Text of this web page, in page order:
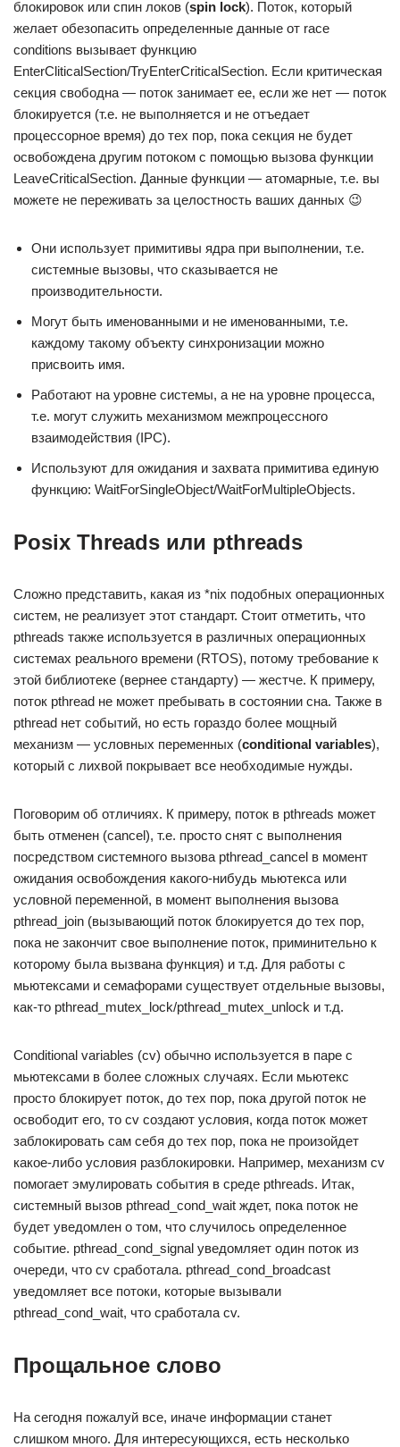
блокировок или спин локов (spin lock). Поток, который
желает обезопасить определенные данные от race
conditions вызывает функцию
EnterCliticalSection/TryEnterCriticalSection. Если критическая
секция свободна — поток занимает ее, если же нет — поток
блокируется (т.е. не выполняется и не отъедает
процессорное время) до тех пор, пока секция не будет
освобождена другим потоком с помощью вызова функции
LeaveCriticalSection. Данные функции — атомарные, т.е. вы
можете не переживать за целостность ваших данных 😉
Они использует примитивы ядра при выполнении, т.е.
системные вызовы, что сказывается не
производительности.
Могут быть именованными и не именованными, т.е.
каждому такому объекту синхронизации можно
присвоить имя.
Работают на уровне системы, а не на уровне процесса,
т.е. могут служить механизмом межпроцессного
взаимодействия (IPC).
Используют для ожидания и захвата примитива единую
функцию: WaitForSingleObject/WaitForMultipleObjects.
Posix Threads или pthreads
Сложно представить, какая из *nix подобных операционных
систем, не реализует этот стандарт. Стоит отметить, что
pthreads также используется в различных операционных
системах реального времени (RTOS), потому требование к
этой библиотеке (вернее стандарту) — жестче. К примеру,
поток pthread не может пребывать в состоянии сна. Также в
pthread нет событий, но есть гораздо более мощный
механизм — условных переменных (conditional variables),
который с лихвой покрывает все необходимые нужды.
Поговорим об отличиях. К примеру, поток в pthreads может
быть отменен (cancel), т.е. просто снят с выполнения
посредством системного вызова pthread_cancel в момент
ожидания освобождения какого-нибудь мьютекса или
условной переменной, в момент выполнения вызова
pthread_join (вызывающий поток блокируется до тех пор,
пока не закончит свое выполнение поток, приминительно к
которому была вызвана функция) и т.д. Для работы с
мьютексами и семафорами существует отдельные вызовы,
как-то pthread_mutex_lock/pthread_mutex_unlock и т.д.
Conditional variables (cv) обычно используется в паре с
мьютексами в более сложных случаях. Если мьютекс
просто блокирует поток, до тех пор, пока другой поток не
освободит его, то cv создают условия, когда поток может
заблокировать сам себя до тех пор, пока не произойдет
какое-либо условия разблокировки. Например, механизм cv
помогает эмулировать события в среде pthreads. Итак,
системный вызов pthread_cond_wait ждет, пока поток не
будет уведомлен о том, что случилось определенное
событие. pthread_cond_signal уведомляет один поток из
очереди, что cv сработала. pthread_cond_broadcast
уведомляет все потоки, которые вызывали
pthread_cond_wait, что сработала cv.
Прощальное слово
На сегодня пожалуй все, иначе информации станет
слишком много. Для интересующихся, есть несколько